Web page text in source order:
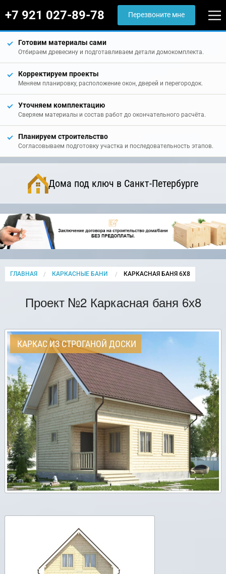
+7 921 027-89-78 Перезвоните мне
Готовим материалы сами
Отбираем древесину и подготавливаем детали домокомплекта.
Корректируем проекты
Меняем планировку, расположение окон, дверей и перегородок.
Уточняем комплектацию
Сверяем материалы и состав работ до окончательного расчёта.
Планируем строительство
Согласовываем подготовку участка и последовательность этапов.
Дома под ключ в Санкт-Петербурге
ГЛАВНАЯ КАРКАСНЫЕ БАНИ CURRENT:
КАРКАСНАЯ БАНЯ 6Х8
Проект №2 Каркасная баня 6х8
КАРКАС ИЗ СТРОГАНОЙ ДОСКИ